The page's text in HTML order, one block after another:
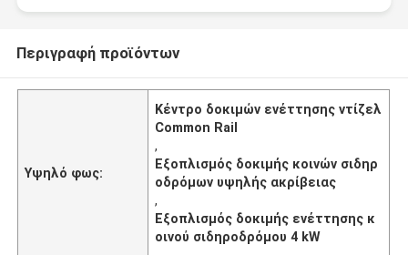
Περιγραφή προϊόντων
Υψηλό φως:
Κέντρο δοκιμών ενέττησης ντίζελ
Common Rail
,
Εξοπλισμός δοκιμής κοινών σιδηρ
οδρόμων υψηλής ακρίβειας
,
Εξοπλισμός δοκιμής ενέττησης κ
οινού σιδηροδρόμου 4 kW